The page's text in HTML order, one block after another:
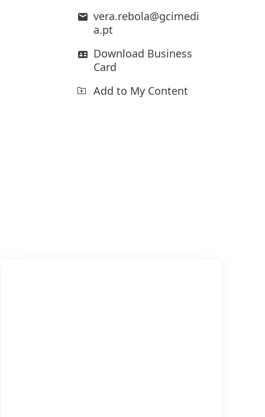
vera.rebola@gcimedi
a.pt
Download Business
Card
Add to My Content